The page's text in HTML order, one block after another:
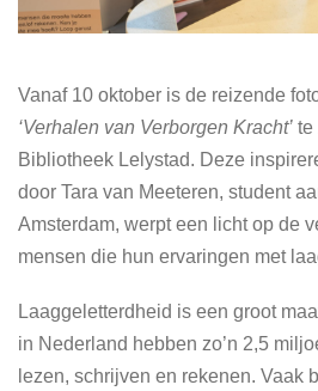
Vanaf 10 oktober is de reizende
‘Verhalen van Verborgen Kracht’ te
Bibliotheek Lelystad. Deze
door Tara van Meeteren, student
Amsterdam, werpt een licht op de
mensen die hun ervaringen met
Laaggeletterdheid is een groot
in Nederland hebben zo’n 2,5
lezen, schrijven en rekenen. Vaak